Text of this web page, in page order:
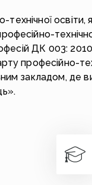
освіти,
ДК 003:
професійно-
закладом, де